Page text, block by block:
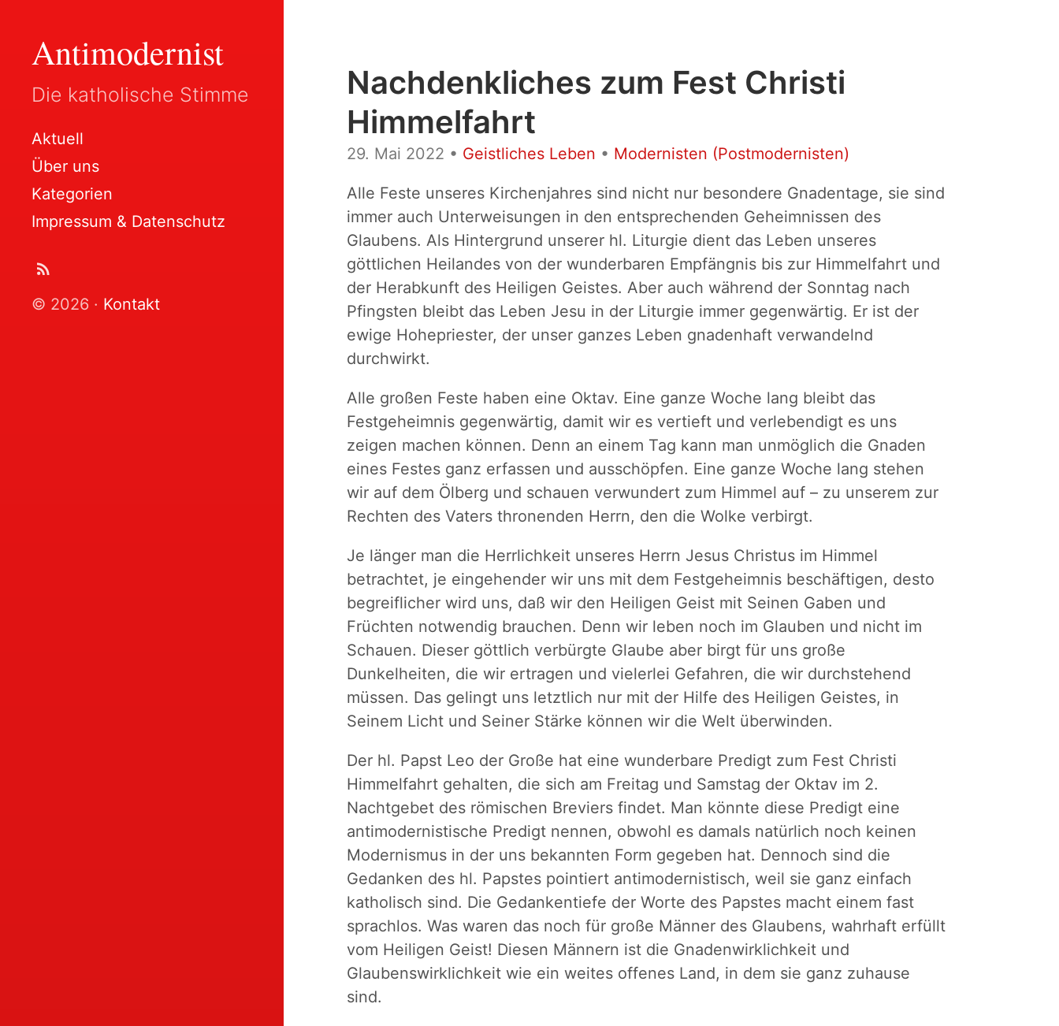
Antimodernist
Die katholische Stimme
Aktuell
Über uns
Kategorien
Impressum & Datenschutz
© 2026 · Kontakt
Nachdenkliches zum Fest Christi
Himmelfahrt
29. Mai 2022 • Geistliches Leben • Modernisten (Postmodernisten)
Alle Feste unseres Kirchenjahres sind nicht nur besondere Gnadentage, sie sind
immer auch Unterweisungen in den entsprechenden Geheimnissen des
Glaubens. Als Hintergrund unserer hl. Liturgie dient das Leben unseres
göttlichen Heilandes von der wunderbaren Empfängnis bis zur Himmelfahrt und
der Herabkunft des Heiligen Geistes. Aber auch während der Sonntag nach
Pfingsten bleibt das Leben Jesu in der Liturgie immer gegenwärtig. Er ist der
ewige Hohepriester, der unser ganzes Leben gnadenhaft verwandelnd
durchwirkt.
Alle großen Feste haben eine Oktav. Eine ganze Woche lang bleibt das
Festgeheimnis gegenwärtig, damit wir es vertieft und verlebendigt es uns
zeigen machen können. Denn an einem Tag kann man unmöglich die Gnaden
eines Festes ganz erfassen und ausschöpfen. Eine ganze Woche lang stehen
wir auf dem Ölberg und schauen verwundert zum Himmel auf – zu unserem zur
Rechten des Vaters thronenden Herrn, den die Wolke verbirgt.
Je länger man die Herrlichkeit unseres Herrn Jesus Christus im Himmel
betrachtet, je eingehender wir uns mit dem Festgeheimnis beschäftigen, desto
begreiflicher wird uns, daß wir den Heiligen Geist mit Seinen Gaben und
Früchten notwendig brauchen. Denn wir leben noch im Glauben und nicht im
Schauen. Dieser göttlich verbürgte Glaube aber birgt für uns große
Dunkelheiten, die wir ertragen und vielerlei Gefahren, die wir durchstehend
müssen. Das gelingt uns letztlich nur mit der Hilfe des Heiligen Geistes, in
Seinem Licht und Seiner Stärke können wir die Welt überwinden.
Der hl. Papst Leo der Große hat eine wunderbare Predigt zum Fest Christi
Himmelfahrt gehalten, die sich am Freitag und Samstag der Oktav im 2.
Nachtgebet des römischen Breviers findet. Man könnte diese Predigt eine
antimodernistische Predigt nennen, obwohl es damals natürlich noch keinen
Modernismus in der uns bekannten Form gegeben hat. Dennoch sind die
Gedanken des hl. Papstes pointiert antimodernistisch, weil sie ganz einfach
katholisch sind. Die Gedankentiefe der Worte des Papstes macht einem fast
sprachlos. Was waren das noch für große Männer des Glaubens, wahrhaft erfüllt
vom Heiligen Geist! Diesen Männern ist die Gnadenwirklichkeit und
Glaubenswirklichkeit wie ein weites offenes Land, in dem sie ganz zuhause
sind.